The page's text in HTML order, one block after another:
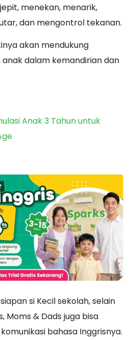
menekan, menarik,
dan mengontrol tekanan.
akan mendukung
dalam kemandirian dan
Anak 3 Tahun untuk
si Kecil sekolah, selain
Moms & Dads juga bisa
bahasa Inggrisnya.